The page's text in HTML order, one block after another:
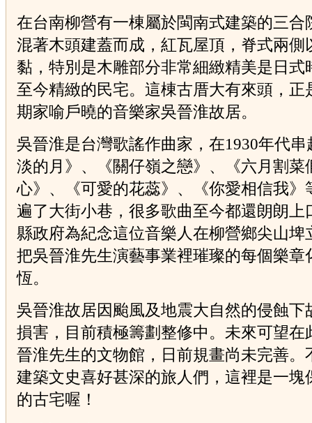
在台南柳營有一棟屬於閩南式建築的三合
混著木頭建蓋而成，紅瓦屋頂，脊式兩側
黏，特別是木雕部分非常細緻精美是日式
至今精緻的民宅。這棟古厝大有來頭，正
期家喻戶曉的音樂家吳晉淮故居。
吳晉淮是台灣歌謠作曲家，在1930年代串
淡的月》、《關仔嶺之戀》、《六月割菜
心》、《可愛的花蕊》、《你愛相信我》
遍了大街小巷，很多歌曲至今都還朗朗上
縣政府為紀念這位音樂人在柳營鄉尖山埤
把吳晉淮先生演藝事業裡璀璨的每個樂章
恆。
吳晉淮故居因颱風及地震大自然的侵蝕下
損害，目前積極籌劃整修中。未來可望在
晉淮先生的文物館，日前規畫尚未完善。
建築文史喜好甚深的旅人們，這裡是一塊
的古宅喔！